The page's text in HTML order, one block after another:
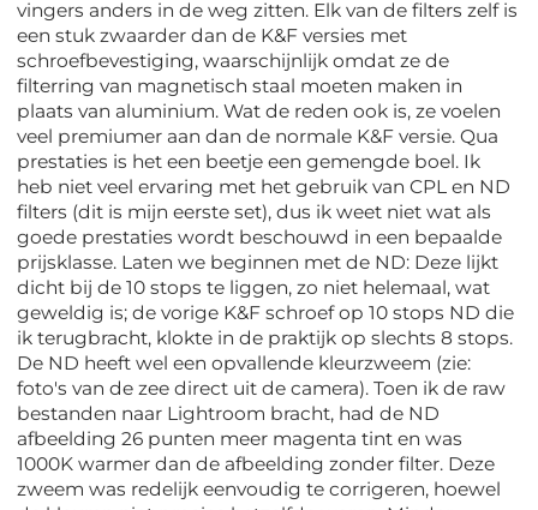
vingers anders in de weg zitten. Elk van de filters zelf is
een stuk zwaarder dan de K&F versies met
schroefbevestiging, waarschijnlijk omdat ze de
filterring van magnetisch staal moeten maken in
plaats van aluminium. Wat de reden ook is, ze voelen
veel premiumer aan dan de normale K&F versie. Qua
prestaties is het een beetje een gemengde boel. Ik
heb niet veel ervaring met het gebruik van CPL en ND
filters (dit is mijn eerste set), dus ik weet niet wat als
goede prestaties wordt beschouwd in een bepaalde
prijsklasse. Laten we beginnen met de ND: Deze lijkt
dicht bij de 10 stops te liggen, zo niet helemaal, wat
geweldig is; de vorige K&F schroef op 10 stops ND die
ik terugbracht, klokte in de praktijk op slechts 8 stops.
De ND heeft wel een opvallende kleurzweem (zie:
foto's van de zee direct uit de camera). Toen ik de raw
bestanden naar Lightroom bracht, had de ND
afbeelding 26 punten meer magenta tint en was
1000K warmer dan de afbeelding zonder filter. Deze
zweem was redelijk eenvoudig te corrigeren, hoewel